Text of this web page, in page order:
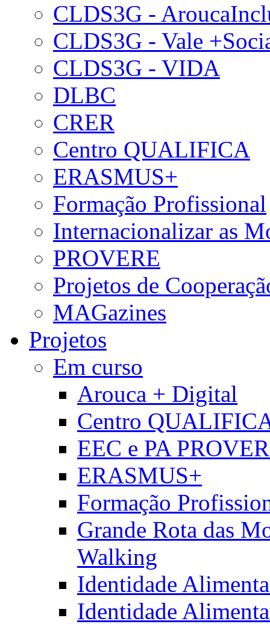
CLDS3G -
CLDS3G - Vale
CLDS3G - VIDA
DLBC
CRER
Centro QUALIFICA
ERASMUS+
Formação Profissional
Internacionalizar as
PROVERE
Projetos de
MAGazines
Projetos
Em curso
Arouca + Digital
Centro
EEC e PA
ERASMUS+
Formação
Grande Rota das
Walking
Identidade
Identidade